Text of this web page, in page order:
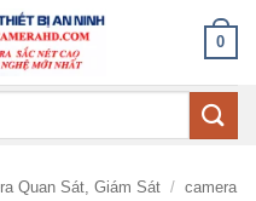
0
Quan Sát, Giám Sát / camera